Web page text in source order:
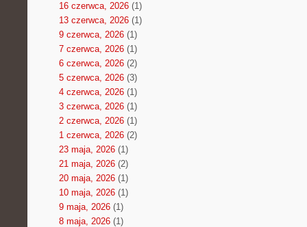
16 czerwca, 2026(1)
13 czerwca, 2026(1)
9 czerwca, 2026(1)
7 czerwca, 2026(1)
6 czerwca, 2026(2)
5 czerwca, 2026(3)
4 czerwca, 2026(1)
3 czerwca, 2026(1)
2 czerwca, 2026(1)
1 czerwca, 2026(2)
23 maja, 2026(1)
21 maja, 2026(2)
20 maja, 2026(1)
10 maja, 2026(1)
9 maja, 2026(1)
8 maja, 2026(1)